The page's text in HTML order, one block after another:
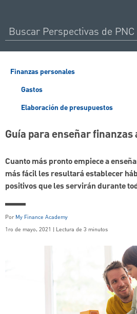
Finanzas personales
Gastos
Elaboración de presupuestos
Guía para enseñar finanzas
Cuanto más pronto empiece a
más fácil les resultará establecer
positivos que les servirán durante
PorMy Finance Academy
1ro de mayo, 2021 | Lectura de 3 minutos